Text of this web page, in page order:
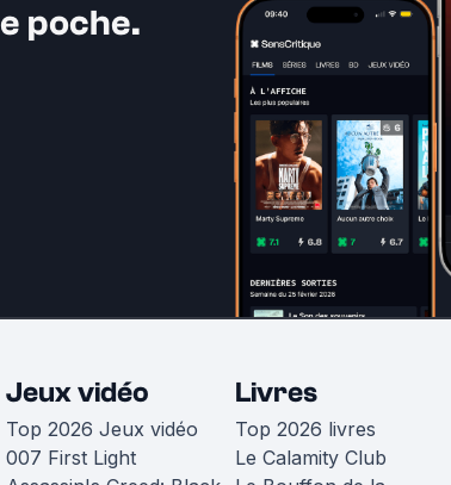
poche.
Jeux vidéo
Top 2026 Jeux vidéo
007 First Light
Livres
Top 2026 livres
Le Calamity Club